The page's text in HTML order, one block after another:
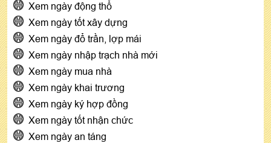
Xem ngày động thổ
Xem ngày tốt xây dựng
Xem ngày đổ trần, lợp mái
Xem ngày nhập trạch nhà mới
Xem ngày mua nhà
Xem ngày khai trương
Xem ngày ký hợp đồng
Xem ngày tốt nhận chức
Xem ngày an táng